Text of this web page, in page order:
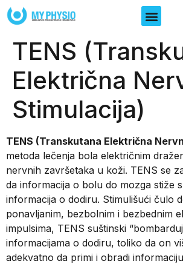
TENS
Električna
Stimulacija)
TENS (Transkutana Električna
metoda lečenja bola električnim
nervnih završetaka u koži. TENS se
da informacija o bolu do mozga stiže
informacija o dodiru. Stimulišući čulo
ponavljanim, bezbolnim i bezbednim
impulsima, TENS suštinski
informacijama o dodiru, toliko da on
adekvatno da primi i obradi